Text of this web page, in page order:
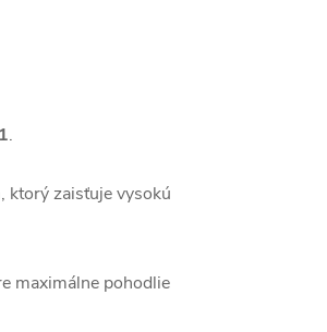
.
ktorý zaisťuje vysokú
maximálne pohodlie